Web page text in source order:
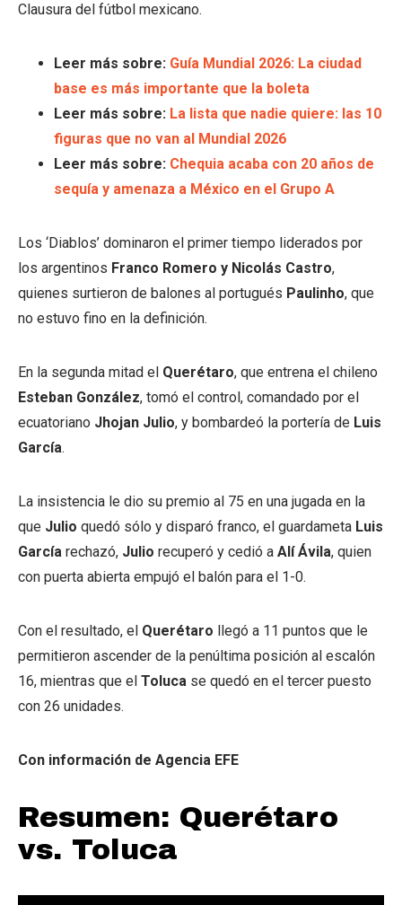
Clausura del fútbol mexicano.
Leer más sobre: Guía Mundial 2026: La ciudad
base es más importante que la boleta
Leer más sobre: La lista que nadie quiere: las 10
figuras que no van al Mundial 2026
Leer más sobre: Chequia acaba con 20 años de
sequía y amenaza a México en el Grupo A
Los ‘Diablos’ dominaron el primer tiempo liderados por
los argentinos Franco Romero y Nicolás Castro,
quienes surtieron de balones al portugués Paulinho, que
no estuvo fino en la definición.
En la segunda mitad el Querétaro, que entrena el chileno
Esteban González, tomó el control, comandado por el
ecuatoriano Jhojan Julio, y bombardeó la portería de Luis
García.
La insistencia le dio su premio al 75 en una jugada en la
que Julio quedó sólo y disparó franco, el guardameta Luis
García rechazó, Julio recuperó y cedió a Alí Ávila, quien
con puerta abierta empujó el balón para el 1-0.
Con el resultado, el Querétaro llegó a 11 puntos que le
permitieron ascender de la penúltima posición al escalón
16, mientras que el Toluca se quedó en el tercer puesto
con 26 unidades.
Con información de Agencia EFE
Resumen: Querétaro
vs. Toluca